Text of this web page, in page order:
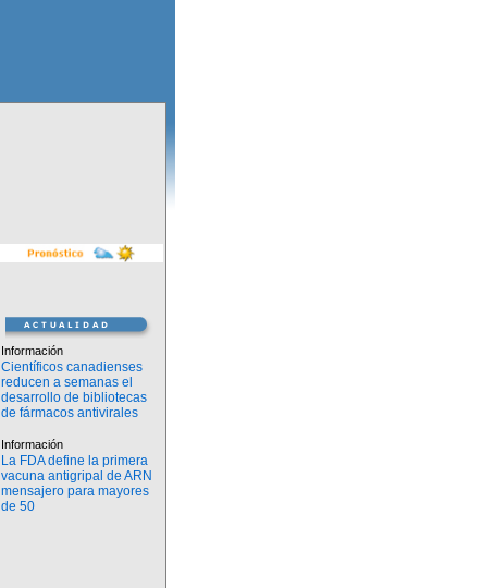
Información
Científicos canadienses
reducen a semanas el
desarrollo de bibliotecas
de fármacos antivirales
Información
La FDA define la primera
vacuna antigripal de ARN
mensajero para mayores
de 50